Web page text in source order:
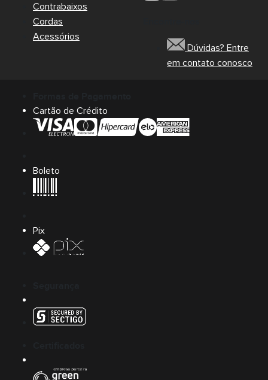
Contrabaixos
Cordas
Acessórios
Dúvidas? Entre
em contato conosco
Cartão de Crédito
Boleto
Pix